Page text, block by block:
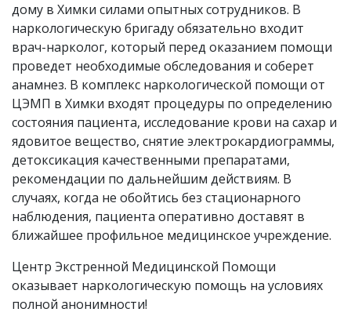
дому в Химки силами опытных сотрудников. В
наркологическую бригаду обязательно входит
врач-нарколог, который перед оказанием помощи
проведет необходимые обследования и соберет
анамнез. В комплекс наркологической помощи от
ЦЭМП в Химки входят процедуры по определению
состояния пациента, исследование крови на сахар и
ядовитое вещество, снятие электрокардиограммы,
детоксикация качественными препаратами,
рекомендации по дальнейшим действиям. В
случаях, когда не обойтись без стационарного
наблюдения, пациента оперативно доставят в
ближайшее профильное медицинское учреждение.
Центр Экстренной Медицинской Помощи
оказывает наркологическую помощь на условиях
полной анонимности!